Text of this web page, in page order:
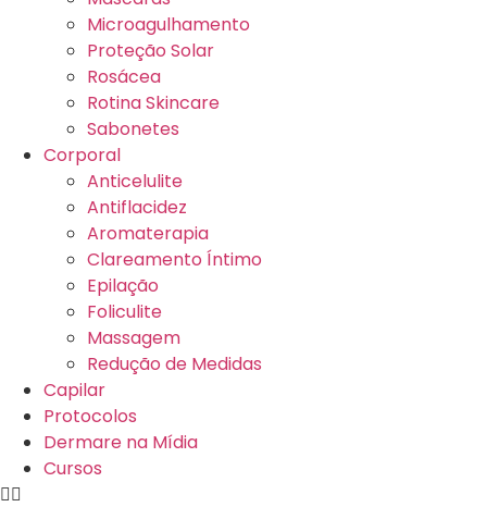
Microagulhamento
Proteção Solar
Rosácea
Rotina Skincare
Sabonetes
Corporal
Anticelulite
Antiflacidez
Aromaterapia
Clareamento Íntimo
Epilação
Foliculite
Massagem
Redução de Medidas
Capilar
Protocolos
Dermare na Mídia
Cursos